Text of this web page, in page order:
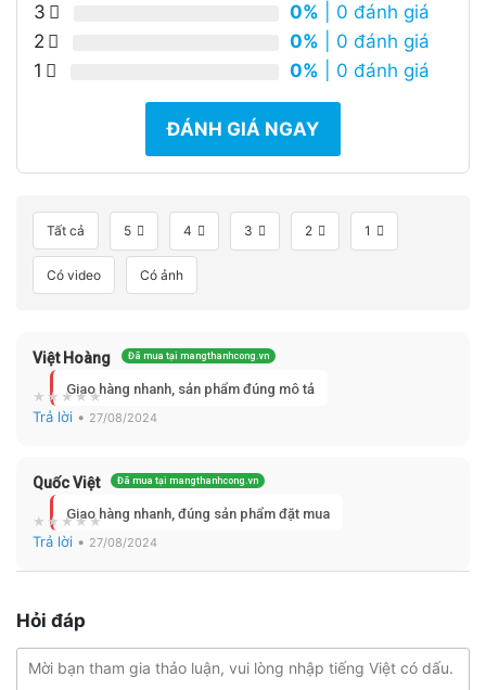
3
0% | 0 đánh giá
2
0% | 0 đánh giá
1
0% | 0 đánh giá
ĐÁNH GIÁ NGAY
Tất cả 5 4 3 2 1
Có video Có ảnh
Việt Hoàng Đã mua tại mangthanhcong.vn
Giao hàng nhanh, sản phẩm đúng mô tả
Trả lời • 27/08/2024
Quốc Việt Đã mua tại mangthanhcong.vn
Giao hàng nhanh, đúng sản phẩm đặt mua
Trả lời • 27/08/2024
Hỏi đáp